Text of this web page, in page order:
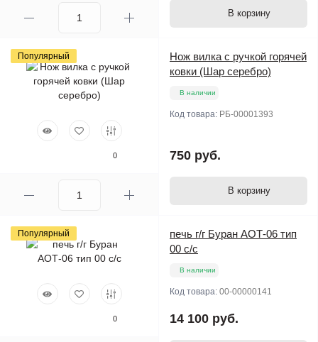
В корзину
Популярный
0
Нож вилка с ручкой горячей
ковки (Шар серебро)
В наличии
Код товара: РБ-00001393
750 руб.
В корзину
Популярный
0
печь г/г Буран АОТ-06 тип
00 с/с
В наличии
Код товара: 00-00000141
14 100 руб.